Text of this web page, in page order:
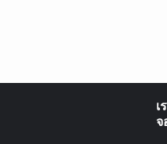
เ
จ